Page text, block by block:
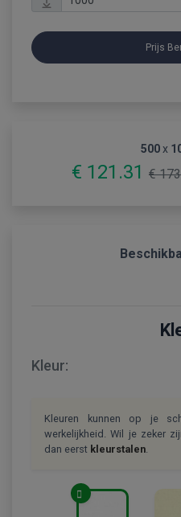
Prijs
500x
€ 121.31 €
Kleuren kunnen op je
werkelijkheid. Wil je zeker
dan eerst kleurstalen.
Kleur: